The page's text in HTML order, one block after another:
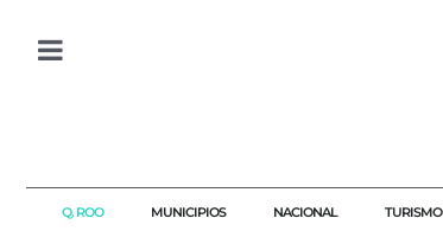
Q. ROO MUNICIPIOS NACIONAL TURISMO